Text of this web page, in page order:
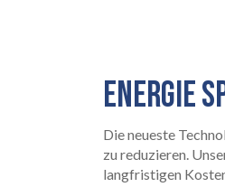
ENERGIE
Die neueste
zu reduzieren.
langfristigen